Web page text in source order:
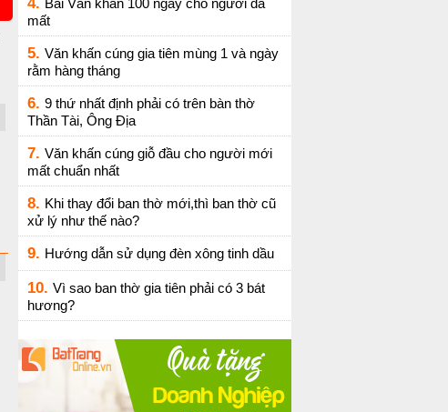
Bài Văn khấn 100 ngày cho người đã
mất
5. Văn khấn cúng gia tiên mùng 1 và ngày
rằm hàng tháng
6. 9 thứ nhất định phải có trên bàn thờ
Thần Tài, Ông Địa
7. Văn khấn cúng giỗ đầu cho người mới
mất chuẩn nhất
8. Khi thay đổi ban thờ mới,thì ban thờ cũ
xử lý như thế nào?
9. Hướng dẫn sử dụng đèn xông tinh dầu
10. Vì sao ban thờ gia tiên phải có 3 bát
hương?